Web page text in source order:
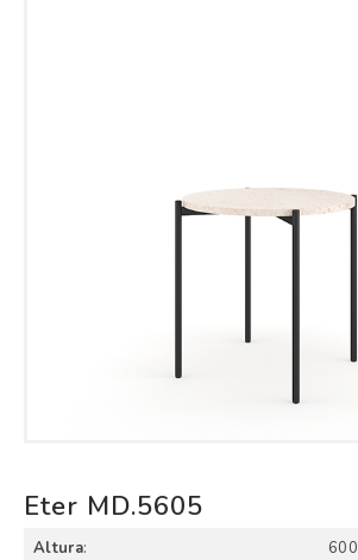
Eter MD.5605
Altura:
600